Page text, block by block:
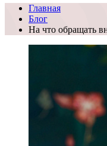
Главная
Блог
На что обращать